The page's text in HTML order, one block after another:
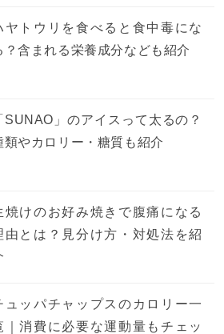
ヤトウリを食べると食中毒にな
？含まれる栄養成分なども紹介
SUNAO」のアイスって太るの？
類やカロリー・糖質も紹介
焼けのお好み焼きで腹痛になる
由とは？見分け方・対処法を紹
ュッパチャップスのカロリー一
｜消費に必要な運動量もチェッ